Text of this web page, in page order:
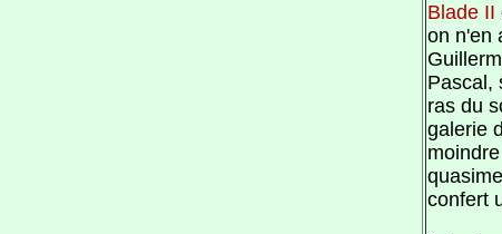
Blade II
on n'en
Pascal,
ras du
galerie
confert